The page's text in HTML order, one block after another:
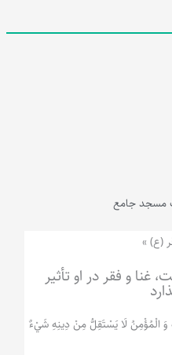
مسجد جامع
(ع) »
غنا و فقر در او تأثیر
الْمُؤْمِنُ لَا يَسْتَقِلُّ مِنْ دِينِهِ شَيْ‌ءٌ